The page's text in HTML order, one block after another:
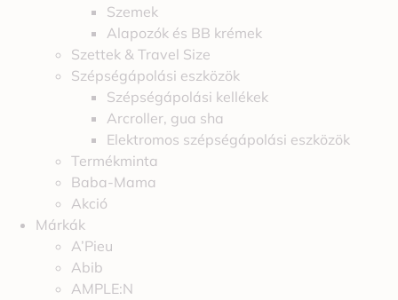
Szemek
Alapozók és BB krémek
Szettek & Travel Size
Szépségápolási eszközök
Szépségápolási kellékek
Arcroller, gua sha
Elektromos szépségápolási eszközök
Termékminta
Baba-Mama
Akció
Márkák
A’Pieu
Abib
AMPLE:N